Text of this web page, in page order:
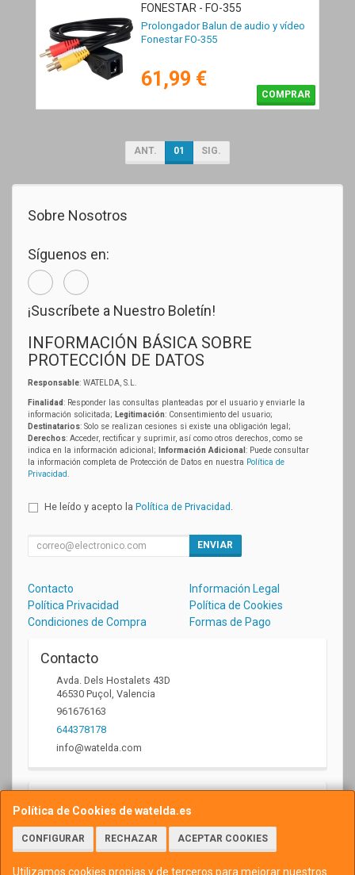
FONESTAR - FO-355
Prolongador Balun de audio y vídeo
Fonestar FO-355
61,99 €
COMPRAR
ANT. 01 SIG.
Política de Cookies de watelda.es
CONFIGURAR RECHAZAR ACEPTAR COOKIES
Utilizamos cookies propias y de terceros para mejorar nuestros
Sobre Nosotros
Síguenos en:
¡Suscríbete a Nuestro Boletín!
INFORMACIÓN BÁSICA SOBRE
PROTECCIÓN DE DATOS
Responsable: WATELDA, S.L.
Finalidad: Responder las consultas planteadas por el usuario y enviarle la
información solicitada; Legitimación: Consentimiento del usuario;
Destinatarios: Solo se realizan cesiones si existe una obligación legal;
Derechos: Acceder, rectificar y suprimir, así como otros derechos, como se
indica en la información adicional;
Información Adicional : Puede consultar
la información completa de Protección de Datos en nuestra Política de
Privacidad
He leído y acepto la Política de Privacidad
ENVIAR
Contacto
Información Legal
Política Privacidad
Política de Cookies
Condiciones de Compra
Formas de Pago
Contacto
Avda. Dels Hostalets 43D
46530 Puçol Valencia
961676163
644378178
info@watelda.com